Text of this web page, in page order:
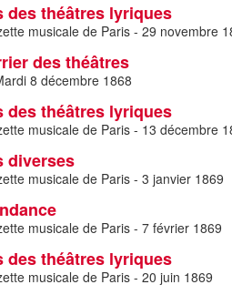
des théâtres lyriques
musicale de Paris - 29 novembre
des théâtres
8 décembre 1868
des théâtres lyriques
musicale de Paris - 13 décembre
diverses
musicale de Paris - 3 janvier 1869
musicale de Paris - 7 février 1869
des théâtres lyriques
musicale de Paris - 20 juin 1869